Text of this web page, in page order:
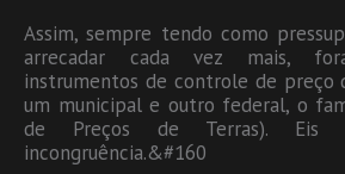
Assim, sempre tendo como
arrecadar cada vez mais,
instrumentos de controle de preço
um municipal e outro federal, o
de Preços de Terras). Eis
incongruência.&#160